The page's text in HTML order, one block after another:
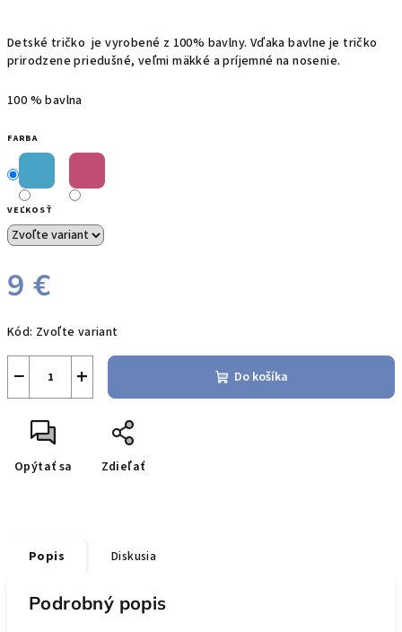
Detské tričko jevyrobené z 100% bavlny. Vďaka bavlneje tričko
prirodzene priedušné, veľmi mäkké a príjemné na nosenie.
100 % bavlna
FARBA
VEĽKOSŤ
9 €
cena:
Kód: Zvoľte variant
+
− Do košíka
Opýtať sa Zdieľať
Popis Diskusia
Podrobný popis